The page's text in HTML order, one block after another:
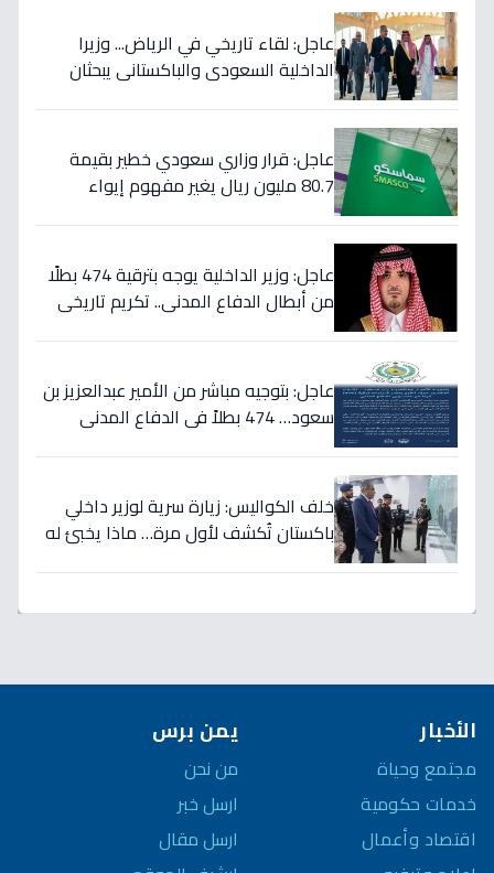
عاجل: لقاء تاريخي في الرياض... وزيرا
الداخلية السعودي والباكستاني يبحثان
عاجل: قرار وزاري سعودي خطير بقيمة
80.7 مليون ريال يغير مفهوم إيواء
عاجل: وزير الداخلية يوجه بترقية 474 بطلًا
من أبطال الدفاع المدني.. تكريم تاريخي
عاجل: بتوجيه مباشر من الأمير عبدالعزيز بن
سعود… 474 بطلاً في الدفاع المدني
خلف الكواليس: زيارة سرية لوزير داخلي
باكستان تُكشف لأول مرة… ماذا يخبئ له
الأخبار
مجتمع وحياة
خدمات حكومية
اقتصاد وأعمال
يمن برس
من نحن
ارسل خبر
ارسل مقال